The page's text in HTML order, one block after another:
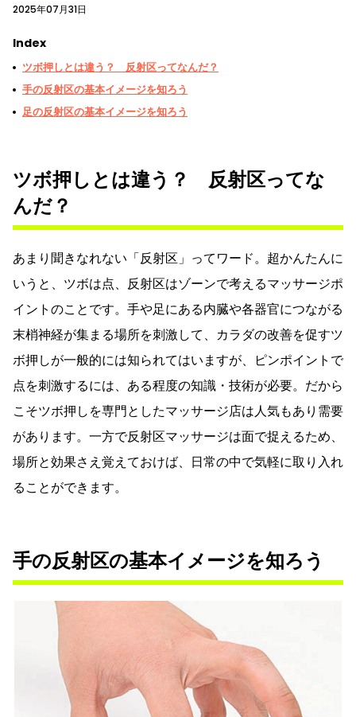
2025年07月31日
Index
ツボ押しとは違う？ 反射区ってなんだ？
手の反射区の基本イメージを知ろう
足の反射区の基本イメージを知ろう
ツボ押しとは違う？ 反射区ってな
んだ？
あまり聞きなれない「反射区」ってワード。超かんたんに
いうと、ツボは点、反射区はゾーンで考えるマッサージポ
イントのことです。手や足にある内臓や各器官につながる
末梢神経が集まる場所を刺激して、カラダの改善を促すツ
ボ押しが一般的には知られてはいますが、ピンポイントで
点を刺激するには、ある程度の知識・技術が必要。だから
こそツボ押しを専門としたマッサージ店は人気もあり需要
があります。一方で反射区マッサージは面で捉えるため、
場所と効果さえ覚えておけば、日常の中で気軽に取り入れ
ることができます。
手の反射区の基本イメージを知ろう